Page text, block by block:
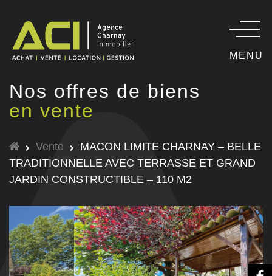
MENU
Nos offres de biens
en vente
Vente
MACON LIMITE CHARNAY – BELLE
TRADITIONNELLE AVEC TERRASSE ET GRAND
JARDIN CONSTRUCTIBLE – 110 M2